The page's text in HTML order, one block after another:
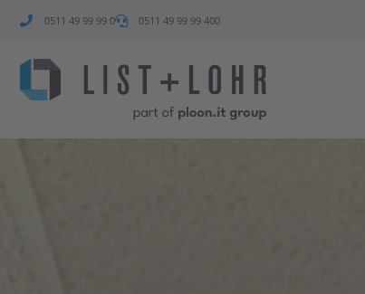
0511 49 99 99 0 0511 49 99 99 400